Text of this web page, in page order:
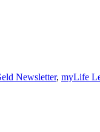
Newsletter, myLife